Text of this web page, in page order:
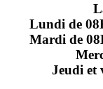
Lundi de
Mardi de
Jeudi et